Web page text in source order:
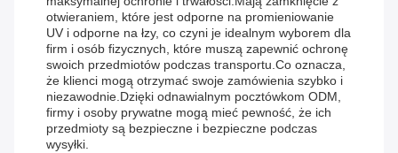
otwieraniem, które jest odporne na promieniowanie
UV i odporne na łzy, co czyni je idealnym wyborem dla
firm i osób fizycznych, które muszą zapewnić ochronę
swoich przedmiotów podczas transportu.Co oznacza,
że klienci mogą otrzymać swoje zamówienia szybko i
niezawodnie.Dzięki odnawialnym pocztówkom ODM,
firmy i osoby prywatne mogą mieć pewność, że ich
przedmioty są bezpieczne i bezpieczne podczas
wysyłki.